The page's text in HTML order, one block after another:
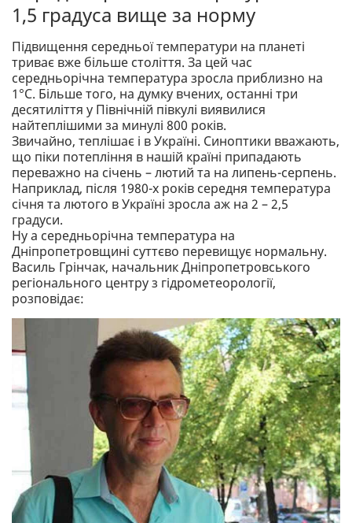
1,5 градуса вище за норму
Підвищення середньої температури на планеті
триває вже більше століття. За цей час
середньорічна температура зросла приблизно на
1°С. Більше того, на думку вчених, останні три
десятиліття у Північній півкулі виявилися
найтеплішими за минулі 800 років.
Звичайно, теплішає і в Україні. Синоптики вважають,
що піки потепління в нашій країні припадають
переважно на січень – лютий та на липень-серпень.
Наприклад, після 1980-х років середня температура
січня та лютого в Україні зросла аж на 2 – 2,5
градуси.
Ну а середньорічна температура на
Дніпропетровщині суттєво перевищує нормальну.
Василь Грінчак, начальник Дніпропетровського
регіонального центру з гідрометеорології,
розповідає: